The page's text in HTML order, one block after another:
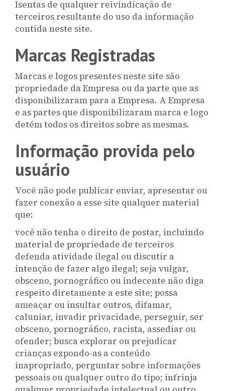
Isentas de qualquer reivindicação de
terceiros resultante do uso da informação
contida neste site.
Marcas Registradas
Marcas e logos presentes neste site são
propriedade da Empresa ou da parte que as
disponibilizaram para a Empresa. A Empresa
e as partes que disponibilizaram marca e logo
detém todos os direitos sobre as mesmas.
Informação provida pelo
usuário
Você não pode publicar enviar, apresentar ou
fazer conexão a esse site qualquer material
que:
você não tenha o direito de postar, incluindo
material de propriedade de terceiros
defenda atividade ilegal ou discutir a
intenção de fazer algo ilegal; seja vulgar,
obsceno, pornográfico ou indecente não diga
respeito diretamente a este site; possa
ameaçar ou insultar outros, difamar,
caluniar, invadir privacidade, perseguir, ser
obsceno, pornográfico, racista, assediar ou
ofender; busca explorar ou prejudicar
crianças expondo-as a conteúdo
inapropriado, perguntar sobre informações
pessoais ou qualquer outro do tipo; infrinja